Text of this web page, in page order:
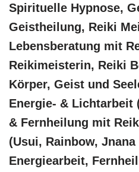
Spirituelle Hypnose,
Geistheilung, Reiki
Lebensberatung mit
Reikimeisterin, Reiki
Körper, Geist und
Energie- & Lichtarbeit
& Fernheilung mit
(Usui, Rainbow,
Energiearbeit,